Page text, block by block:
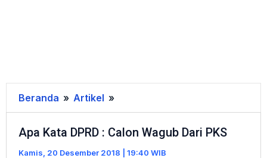
Beranda » Artikel »
Kata
DPRD
:
Apa Kata DPRD : Calon Wagub Dari PKS
Kamis, 20 Desember 2018 | 19:40 WIB